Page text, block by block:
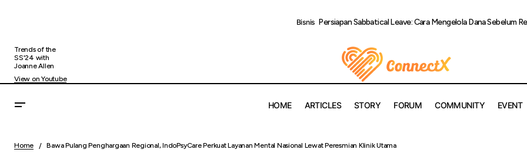
Bisnis Persiapan Sabbatical Leave: Cara Mengelola Dana Sebelum
Trends of the
SS'24 with
Joanne Allen
View on Youtube
HOME ARTICLES STORY FORUM COMMUNITY EVENT
Askrindo Perkuat Sinergi Kerja Sama
Uncategorized Lewat Peresmian Klinik Utama
Home Bawa Pulang Penghargaan Regional, IndoPsyCare Perkuat Layanan Mental Nasional Lewat Peresmian Klinik Utama